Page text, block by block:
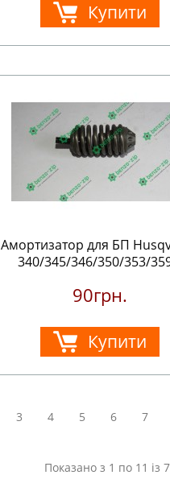
Купити
Амортизатор для БП
340/345/346/350/353/
90грн.
Купити
3 4 5 6 7
Показано з 1 по 11 із